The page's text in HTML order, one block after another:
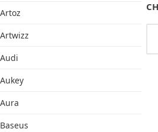
Artoz
Artwizz
Audi
Aukey
Aura
Baseus